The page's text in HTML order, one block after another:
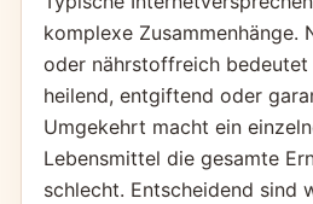
komplexe Zusammenhänge.
oder nährstoffreich
heilend, entgiftend oder
Umgekehrt macht ein
Lebensmittel die gesamte
schlecht. Entscheidend sind